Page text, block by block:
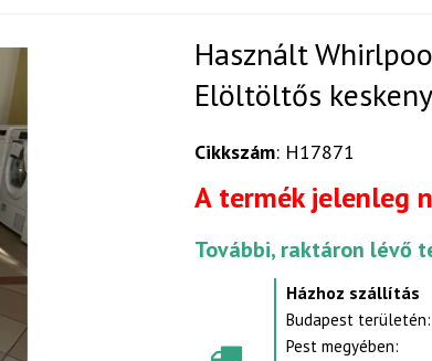
Használt
Elöltöltős
Cikkszám: H17871
A termék jelenleg
További, raktáron lévő
Házhoz szállítás
Budapest területén:
Pest megyében: